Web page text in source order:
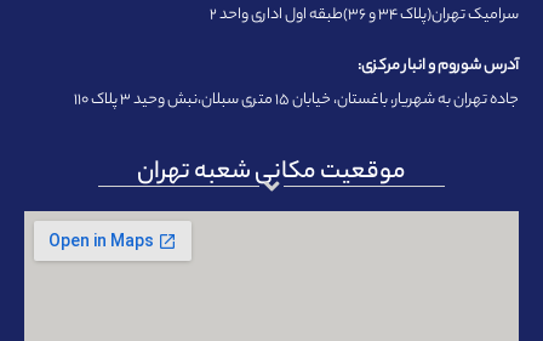
سرامیک تهران(پلاک ۳۴ و ۳۶)طبقه اول اداری واحد ۲
آدرس شوروم و انبار مرکزی:
جاده تهران به شهریار، باغستان، خیابان ۱۵ متری سبلان،نبش وحید ۳ پلاک ۱۱۰
موقعیت مکانی شعبه تهران